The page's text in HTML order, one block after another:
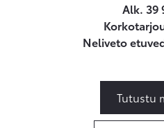
Alk. 39
Neliveto
Tutustu